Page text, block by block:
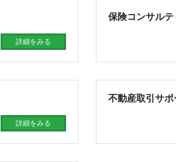
詳細をみる
保険コンサルテ
詳細をみる
不動産取引サポ